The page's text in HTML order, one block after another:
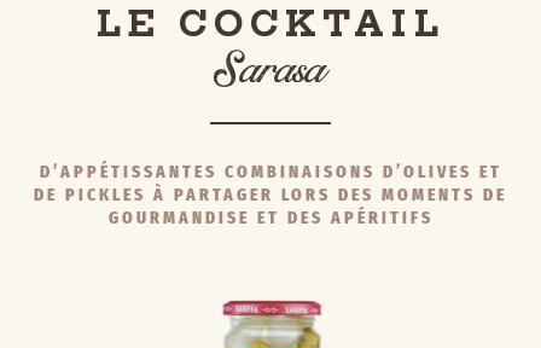
LE COCKTAIL
Sarasa
D’APPÉTISSANTES COMBINAISONS D’OLIVES ET
DE PICKLES À PARTAGER LORS DES MOMENTS DE
GOURMANDISE ET DES APÉRITIFS